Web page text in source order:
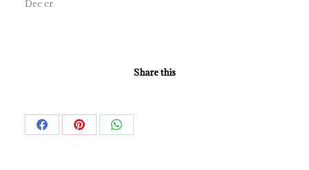
Dec cr
Share this
Share Share Share